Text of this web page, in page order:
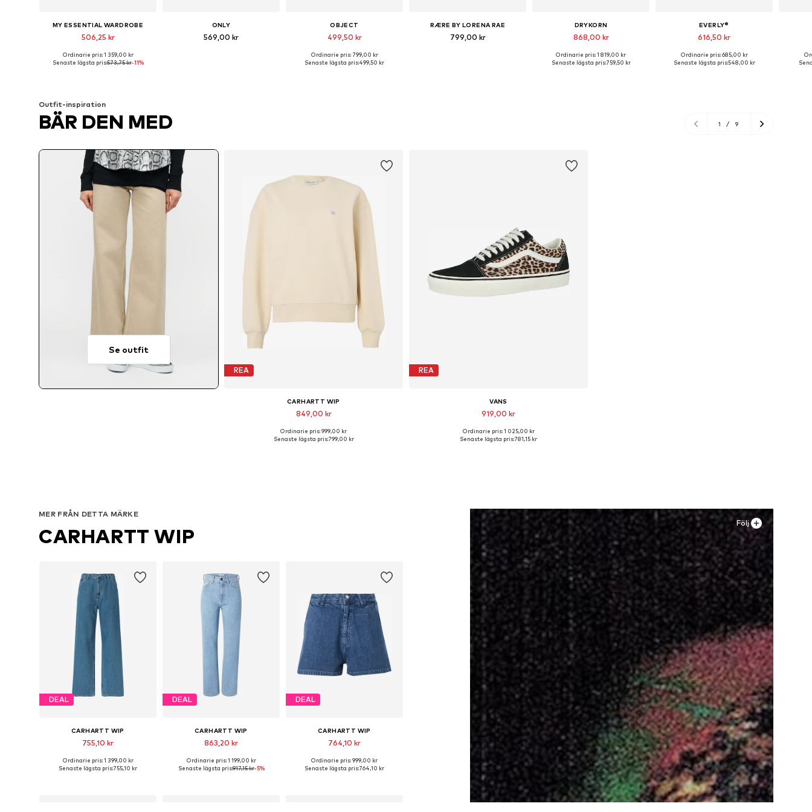
MY ESSENTIAL WARDROBE
506,25 kr
Tillgänglig i många storlekar
Ordinarie pris: 1 359,00 kr
Senaste lägsta pris:573,75 kr-11%
ONLY
569,00 kr
OBJECT
499,50 kr
Tillgänglig i många storlekar
Ordinarie pris: 799,00 kr
Senaste lägsta pris:499,50 kr
RÆRE BY LORENA RAE
799,00 kr
DRYKORN
868,00 kr
Ordinarie pris: 1 819,00 kr
Senaste lägsta pris:759,50 kr
EVERLY®
616,50 kr
Tillgänglig i många storlekar
Ordinarie pris: 685,00 kr
Senaste lägsta pris:548,00 kr
Outfit-inspiration
BÄR DEN MED 1 / 9
Se outfit
REA
CARHARTT WIP
849,00 kr
Tillgängliga storlekar: M
Ordinarie pris: 999,00 kr
Senaste lägsta pris:799,00 kr
REA
VANS
919,00 kr
Tillgängliga storlekar: 36, 36,5, 37, 38, 39
Ordinarie pris: 1 025,00 kr
Senaste lägsta pris:781,15 kr
Följ
MER FRÅN DETTA MÄRKE
CARHARTT WIP
DEAL
CARHARTT WIP
755,10 kr
Ordinarie pris: 1 399,00 kr
Senaste lägsta pris:755,10 kr
DEAL
CARHARTT WIP
863,20 kr
Tillgänglig i många storlekar
Ordinarie pris: 1 199,00 kr
Senaste lägsta pris:917,15 kr-5%
DEAL
CARHARTT WIP
764,10 kr
Ordinarie pris: 999,00 kr
Senaste lägsta pris:764,10 kr